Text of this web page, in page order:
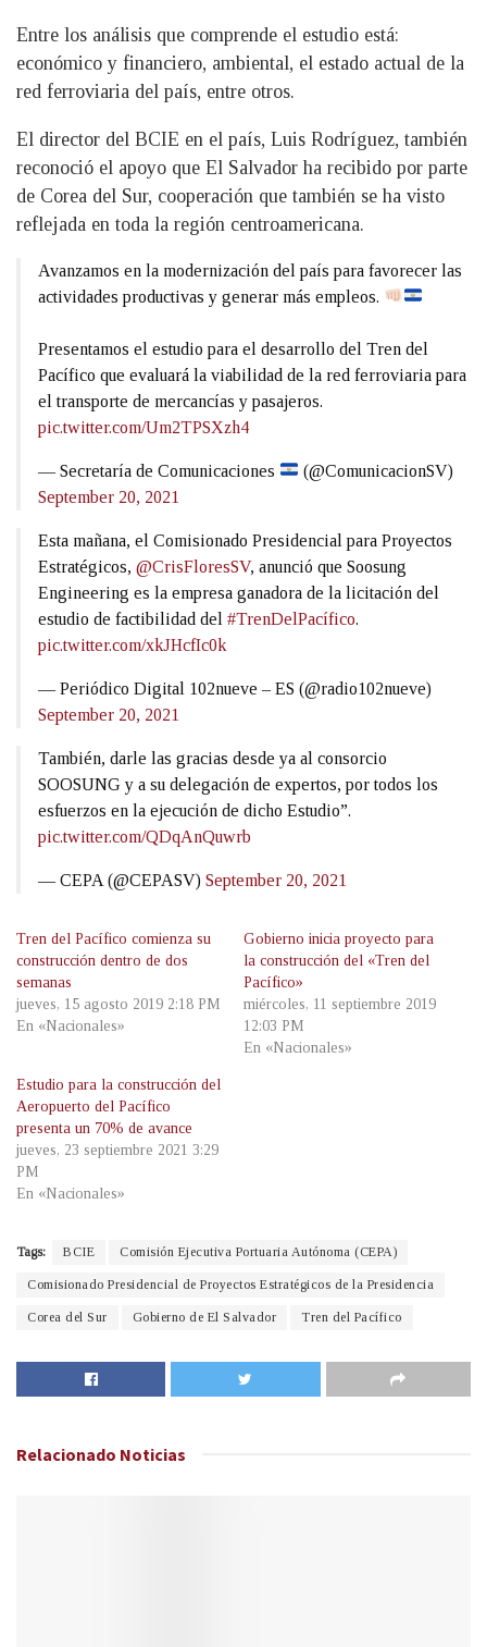
Entre los análisis que comprende el estudio está:
económico y financiero, ambiental, el estado actual de la
red ferroviaria del país, entre otros.
El director del BCIE en el país, Luis Rodríguez, también
reconoció el apoyo que El Salvador ha recibido por parte
de Corea del Sur, cooperación que también se ha visto
reflejada en toda la región centroamericana.
Avanzamos en la modernización del país para favorecer las
actividades productivas y generar más empleos.
Presentamos el estudio para el desarrollo del Tren del
Pacífico que evaluará la viabilidad de la red ferroviaria para
el transporte de mercancías y pasajeros.
pic.twitter.com/Um2TPSXzh4
— Secretaría de Comunicaciones
(@ComunicacionSV)
September 20, 2021
Esta mañana, el Comisionado Presidencial para Proyectos
Estratégicos, @CrisFloresSV, anunció que Soosung
Engineering es la empresa ganadora de la licitación del
estudio de factibilidad del #TrenDelPacífico.
pic.twitter.com/xkJHcfIc0k
— Periódico Digital 102nueve – ES (@radio102nueve)
September 20, 2021
También, darle las gracias desde ya al consorcio
SOOSUNG y a su delegación de expertos, por todos los
esfuerzos en la ejecución de dicho Estudio”.
pic.twitter.com/QDqAnQuwrb
— CEPA (@CEPASV) September 20, 2021
Tren del Pacífico comienza su
construcción dentro de dos
semanas
jueves, 15 agosto 2019 2:18 PM
En «Nacionales»
Gobierno inicia proyecto para
la construcción del «Tren del
Pacífico»
miércoles, 11 septiembre 2019
12:03 PM
En «Nacionales»
Estudio para la construcción del
Aeropuerto del Pacífico
presenta un 70% de avance
jueves, 23 septiembre 2021 3:29
PM
En «Nacionales»
Tags: BCIE Comisión Ejecutiva Portuaria Autónoma (CEPA)
Comisionado Presidencial de Proyectos Estratégicos de la Presidencia
Corea del Sur Gobierno de El Salvador Tren del Pacífico
Relacionado Noticias